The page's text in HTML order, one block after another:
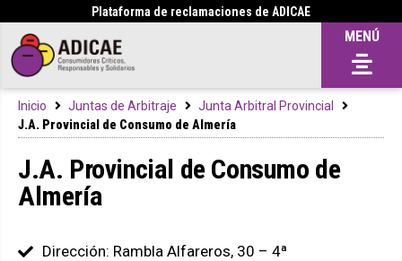
Plataforma de reclamaciones de ADICAE
MENÚ
Inicio Juntas de Arbitraje
Junta Arbitral Provincial
J.A. Provincial de Consumo de Almería
J.A. Provincial de Consumo de
Almería
Dirección: Rambla Alfareros, 30 – 4ª